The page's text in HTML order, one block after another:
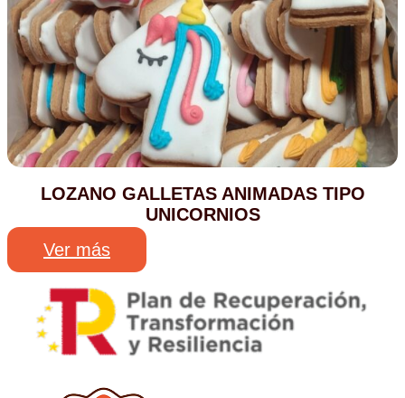
LOZANO GALLETAS ANIMADAS TIPO
UNICORNIOS
Ver más